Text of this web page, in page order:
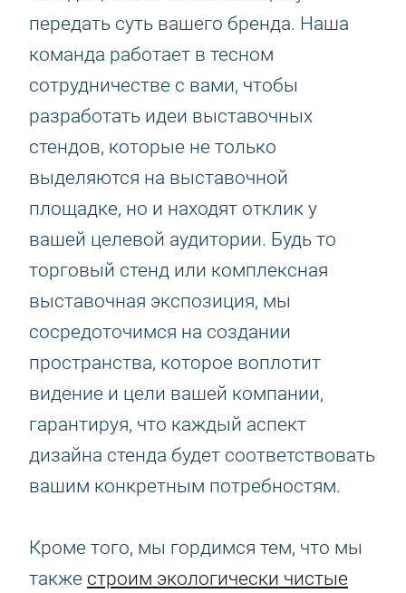
передать суть вашего бренда. Наша
команда работает в тесном
сотрудничестве с вами, чтобы
разработать идеи выставочных
стендов, которые не только
выделяются на выставочной
площадке, но и находят отклик у
вашей целевой аудитории. Будь то
торговый стенд или комплексная
выставочная экспозиция, мы
сосредоточимся на создании
пространства, которое воплотит
видение и цели вашей компании,
гарантируя, что каждый аспект
дизайна стенда будет соответствовать
вашим конкретным потребностям.
Кроме того, мы гордимся тем, что мы
также строим экологически чистые